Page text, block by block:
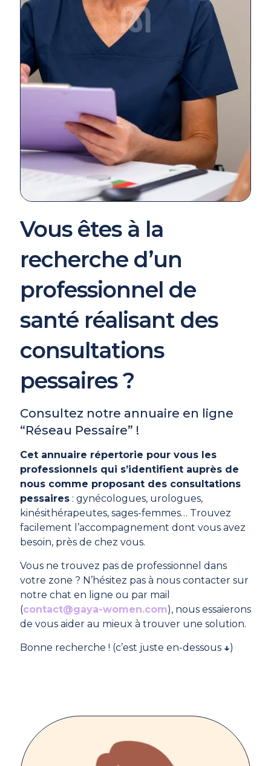
Vous êtes à la
recherche d’un
professionnel de
santé réalisant des
consultations
pessaires ?
Consultez notre annuaire en ligne
“Réseau Pessaire” !
Cet annuaire répertorie pour vous les
professionnels qui s’identifient auprès de
nous comme proposant des consultations
pessaires : gynécologues, urologues,
kinésithérapeutes, sages-femmes… Trouvez
facilement l’accompagnement dont vous avez
besoin, près de chez vous.
Vous ne trouvez pas de professionnel dans
votre zone ? N’hésitez pas à nous contacter sur
notre chat en ligne ou par mail
(contact@gaya-women.com), nous essaierons
de vous aider au mieux à trouver une solution.
Bonne recherche ! (c’est juste en-dessous ↓)